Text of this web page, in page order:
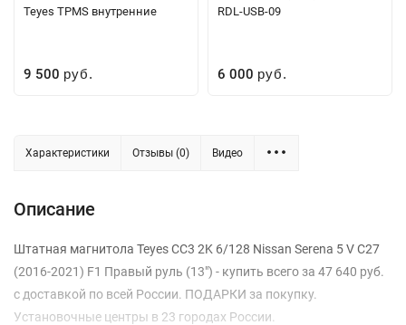
Teyes TPMS внутренние
9 500 руб.
RDL-USB-09
6 000 руб.
Характеристики Отзывы (0) Видео
Описание
Штатная магнитола Teyes CC3 2K 6/128 Nissan Serena 5 V C27
(2016-2021) F1 Правый руль (13") - купить всего за 47 640 руб.
с доставкой по всей России. ПОДАРКИ за покупку.
Установочные центры в 23 городах России.